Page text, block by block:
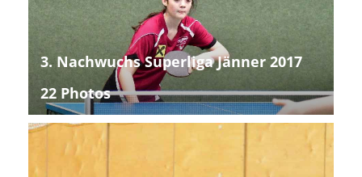
3. Nachwuchs Superliga Jänner 2017
22 Photos